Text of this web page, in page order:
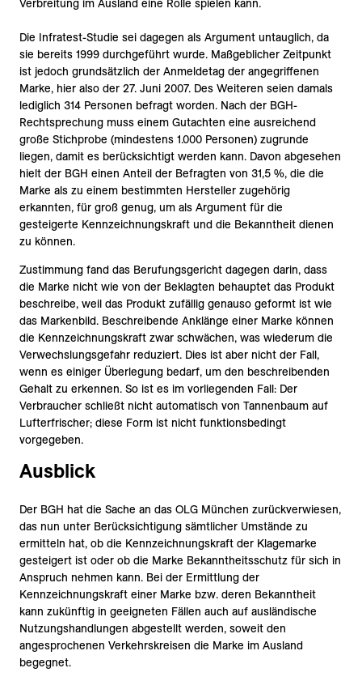
Verbreitung im Ausland eine Rolle spielen kann.
Die Infratest-Studie sei dagegen als Argument untauglich, da
sie bereits 1999 durchgeführt wurde. Maßgeblicher Zeitpunkt
ist jedoch grundsätzlich der Anmeldetag der angegriffenen
Marke, hier also der 27. Juni 2007. Des Weiteren seien damals
lediglich 314 Personen befragt worden. Nach der BGH-
Rechtsprechung muss einem Gutachten eine ausreichend
große Stichprobe (mindestens 1.000 Personen) zugrunde
liegen, damit es berücksichtigt werden kann. Davon abgesehen
hielt der BGH einen Anteil der Befragten von 31,5 %, die die
Marke als zu einem bestimmten Hersteller zugehörig
erkannten, für groß genug, um als Argument für die
gesteigerte Kennzeichnungskraft und die Bekanntheit dienen
zu können.
Zustimmung fand das Berufungsgericht dagegen darin, dass
die Marke nicht wie von der Beklagten behauptet das Produkt
beschreibe, weil das Produkt zufällig genauso geformt ist wie
das Markenbild. Beschreibende Anklänge einer Marke können
die Kennzeichnungskraft zwar schwächen, was wiederum die
Verwechslungsgefahr reduziert. Dies ist aber nicht der Fall,
wenn es einiger Überlegung bedarf, um den beschreibenden
Gehalt zu erkennen. So ist es im vorliegenden Fall: Der
Verbraucher schließt nicht automatisch von Tannenbaum auf
Lufterfrischer; diese Form ist nicht funktionsbedingt
vorgegeben.
Ausblick
Der BGH hat die Sache an das OLG München zurückverwiesen,
das nun unter Berücksichtigung sämtlicher Umstände zu
ermitteln hat, ob die Kennzeichnungskraft der Klagemarke
gesteigert ist oder ob die Marke Bekanntheitsschutz für sich in
Anspruch nehmen kann. Bei der Ermittlung der
Kennzeichnungskraft einer Marke bzw. deren Bekanntheit
kann zukünftig in geeigneten Fällen auch auf ausländische
Nutzungshandlungen abgestellt werden, soweit den
angesprochenen Verkehrskreisen die Marke im Ausland
begegnet.